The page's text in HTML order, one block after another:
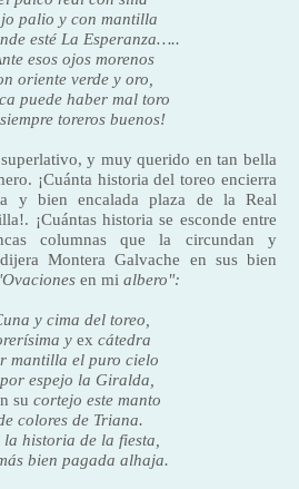
palio y con mantilla
esté La Esperanza…..
esos ojos morenos
oriente verde y oro,
puede haber mal toro
siempre toreros buenos!
y muy querido en tan bella
¡Cuánta historia del toreo encierra
y bien encalada plaza de la Real
¡Cuántas historia se esconde entre
columnas que la circun­dan y
Montera Galvache en sus bien
en mi albero":
y cima del toreo,
yexcátedra
mantilla el puro cielo
espejo la Giralda,
su cortejo este manto
colores de Triana.
la historia de la fiesta,
bien pagada alhaja.